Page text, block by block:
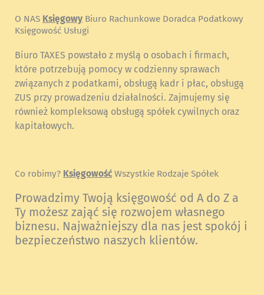
O NAS Księgowy Biuro Rachunkowe Doradca Podatkowy
Księgowość Usługi
Biuro TAXES powstało z myślą o osobach i firmach,
które potrzebują pomocy w codzienny sprawach
związanych z podatkami, obsługą kadr i płac, obsługą
ZUS przy prowadzeniu działalności. Zajmujemy się
również kompleksową obsługą spółek cywilnych oraz
kapitałowych.
Co robimy? Księgowość Wszystkie Rodzaje Spółek
Prowadzimy Twoją księgowość od A do Z a
Ty możesz zająć się rozwojem własnego
biznesu. Najważniejszy dla nas jest spokój i
bezpieczeństwo naszych klientów.